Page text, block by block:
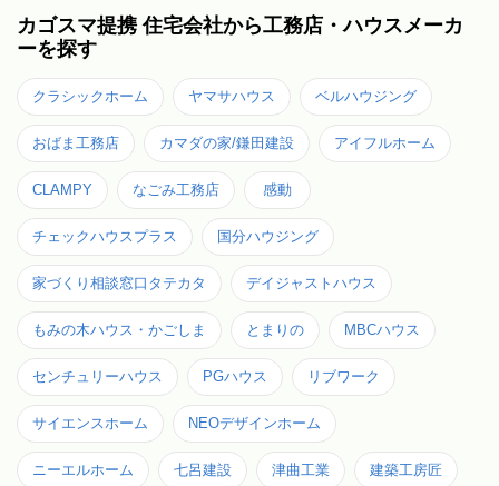
カゴスマ提携 住宅会社から工務店・ハウスメーカ
ーを探す
クラシックホーム ヤマサハウス ベルハウジング
おばま工務店 カマダの家/鎌田建設 アイフルホーム
CLAMPY なごみ工務店 感動
チェックハウスプラス 国分ハウジング
家づくり相談窓口タテカタ デイジャストハウス
もみの木ハウス・かごしま とまりの MBCハウス
センチュリーハウス PGハウス リブワーク
サイエンスホーム NEOデザインホーム
ニーエルホーム 七呂建設 津曲工業 建築工房匠